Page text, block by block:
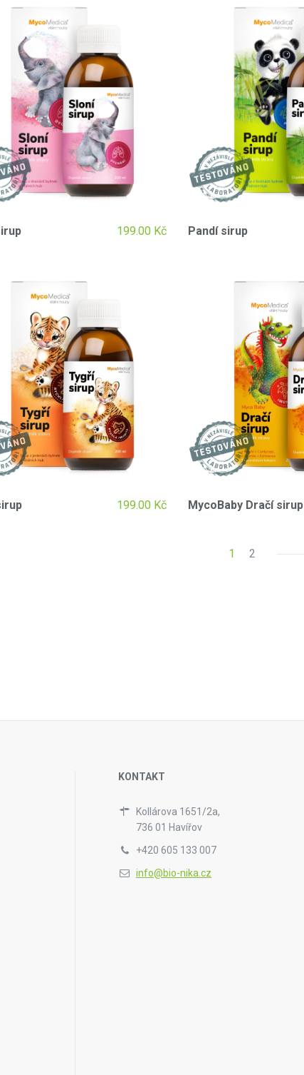
199.00 Kč Pandí sirup
199.00 Kč MycoBaby Dračí sirup
1 2
KONTAKT
Kollárova 1651/2a,
736 01 Havířov
+420 605 133 007
info@bio-nika.cz